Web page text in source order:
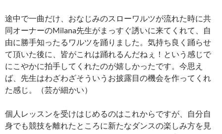
途中で一曲だけ、おなじみのスローワルツが流れた時に共
同オーナーのMilana先生がまっすぐ誘いに来てくれて、自
由に勝手知ったるワルツを踊りました。気持ち良く踊らせ
て頂いた後に、皆がこれは踊れるんだねぇ！という感じで
にこやかに拍手してくれたのが嬉しかったです。今思え
ば、先生はわざわざそういうお披露目の機会を作ってくれ
た感じ。（芸が細かい）
個人レッスンを受けはじめるのはこれからですが、自分自
身でも競技を離れたところに新たなダンスの楽しみ方を見